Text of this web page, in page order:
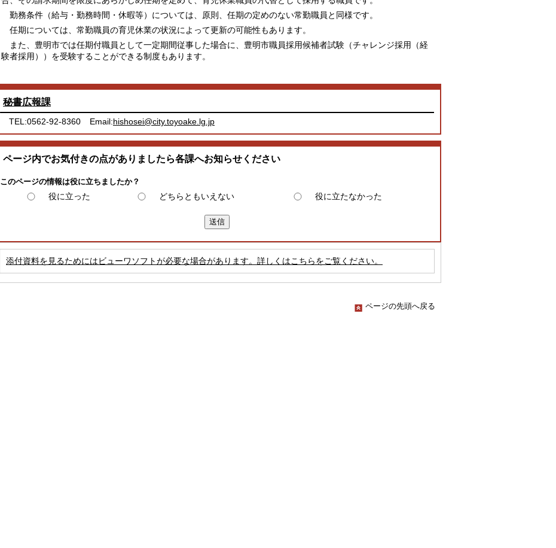
勤務条件（給与・勤務時間・休暇等）については、原則、任期の定めのない常勤職員と同様です。
任期については、常勤職員の育児休業の状況によって更新の可能性もあります。
また、豊明市では任期付職員として一定期間従事した場合に、豊明市職員採用候補者試験（チャレンジ採用（経
験者採用））を受験することができる制度もあります。
秘書広報課
TEL:0562-92-8360 Email:hishosei@city.toyoake.lg.jp
ページ内でお気付きの点がありましたら各課へお知らせください
このページの情報は役に立ちましたか？
役に立った どちらともいえない 役に立たなかった
添付資料を見るためにはビューワソフトが必要な場合があります。詳しくはこちらをご覧ください。
ページの先頭へ戻る